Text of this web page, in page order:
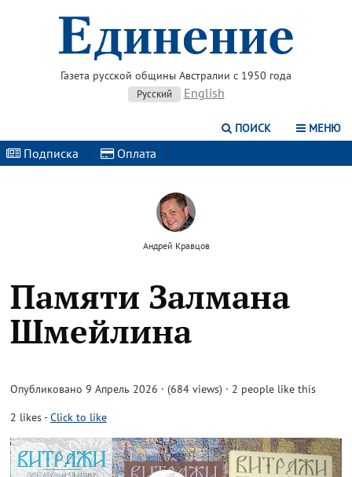
Газета русской общины Австралии с 1950 года
Русский English
ПОИСК МЕНЮ
Подписка | Оплата |
Андрей Кравцов
Памяти Залмана
Шмейлина
Опубликовано 9 Апрель 2026 · (684 views) · 2 people like this
2 likes-Click to like